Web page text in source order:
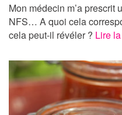
Mon médecin m’a prescrit
NFS… A quoi cela
cela peut-il révéler ? Lire